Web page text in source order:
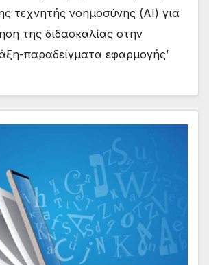
τεχνητής νοημοσύνης (AI) για
της διδασκαλίας στην
παραδείγματα εφαρμογής’